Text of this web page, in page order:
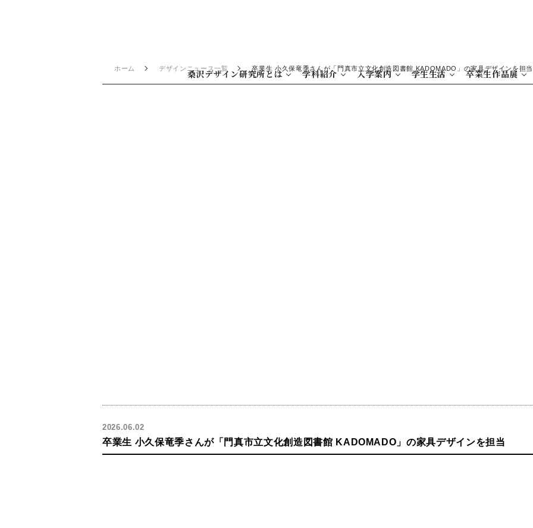
桑沢デザイン研究所とは 学科紹介 入学案内 学生生活 卒業生作品展
ホーム デザインニュース一覧 卒業生 小久保竜季さんが「門真市立文化創造図書館 KADOMADO」の家具デザインを担当
2026.06.02
卒業生 小久保竜季さんが「門真市立文化創造図書館 KADOMADO」の家具デザインを担当